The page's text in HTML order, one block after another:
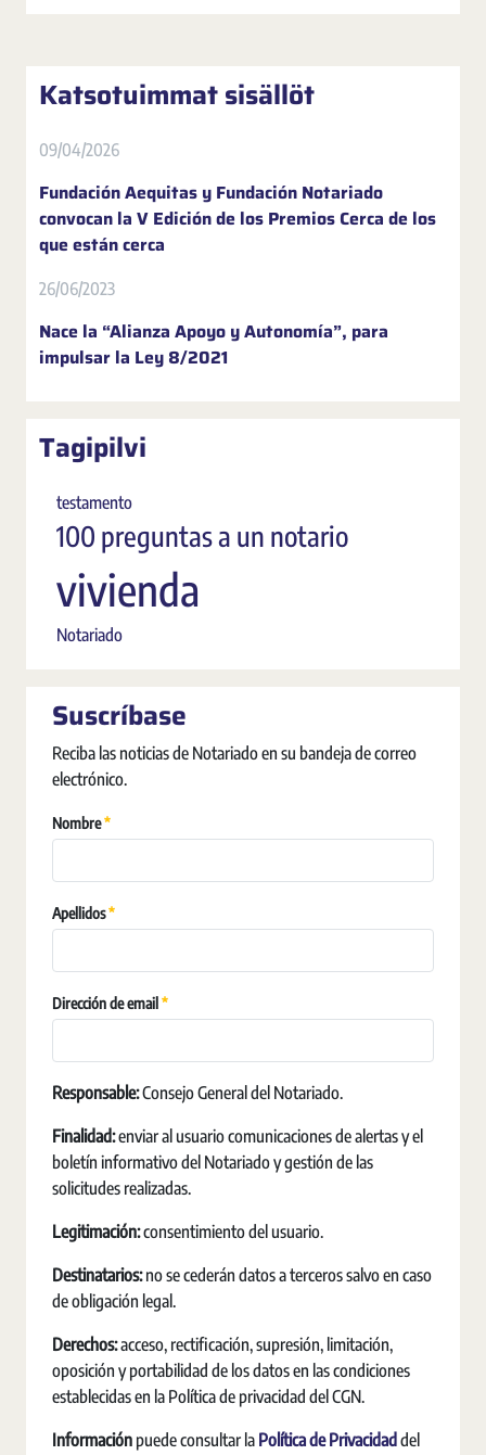
Katsotuimmat sisällöt
09/04/2026
Fundación Aequitas y Fundación Notariado
convocan la V Edición de los Premios Cerca de los
que están cerca
26/06/2023
Nace la “Alianza Apoyo y Autonomía”, para
impulsar la Ley 8/2021
Tagipilvi
testamento
100 preguntas a un notario
vivienda
Notariado
Suscríbase
Reciba las noticias de Notariado en su bandeja de correo
electrónico.
Nombre Pakollinen
Apellidos Pakollinen
Dirección de email Pakollinen
Responsable:Consejo General del Notariado.
Finalidad:enviar al usuario comunicaciones de alertas y el
boletín informativo del Notariado y gestión de las
solicitudes realizadas.
Legitimación:consentimiento del usuario.
Destinatarios:no se cederán datos a terceros salvo en caso
de obligación legal.
Derechos:acceso, rectificación, supresión, limitación,
oposición y portabilidad de los datos en las condiciones
establecidas en la Política de privacidad del CGN.
Información puede consultar la Política de Privacidad del